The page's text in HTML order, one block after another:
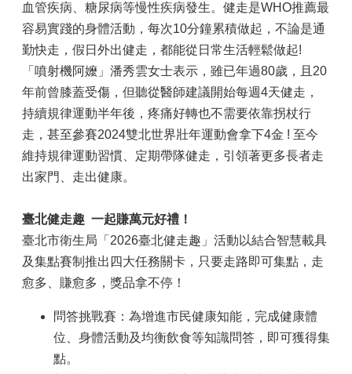
血管疾病、糖尿病等慢性疾病發生。健走是WHO推薦最
容易實踐的身體活動，每次10分鐘累積做起，不論是通
勤快走，假日外出健走，都能從日常生活輕鬆做起!
「噴射機阿嬤」潘秀雲女士表示，雖已年過80歲，且20
年前曾膝蓋受傷，但聽從醫師建議開始每週4天健走，
持續規律運動半年後，疼痛好轉也不需要依靠拐杖行
走，甚至參賽2024雙北世界壯年運動會拿下4金 ! 至今
維持規律運動習慣、定期帶隊健走，引領著更多長者走
出家門、走出健康。
臺北健走趣 一起賺萬元好禮！
臺北市衛生局「2026臺北健走趣」活動以結合智慧載具
及集點賽制推出四大任務關卡，只要走路即可集點，走
愈多、賺愈多，獎品拿不停！
問答挑戰賽：為增進市民健康知能，完成健康體
位、身體活動及均衡飲食等知識問答，即可獲得集
點。